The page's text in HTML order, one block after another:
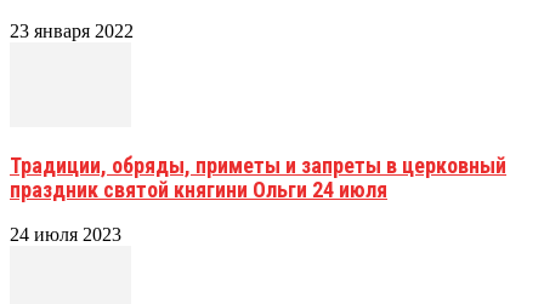
23 января 2022
Традиции, обряды, приметы и запреты в церковный
праздник святой княгини Ольги 24 июля
24 июля 2023